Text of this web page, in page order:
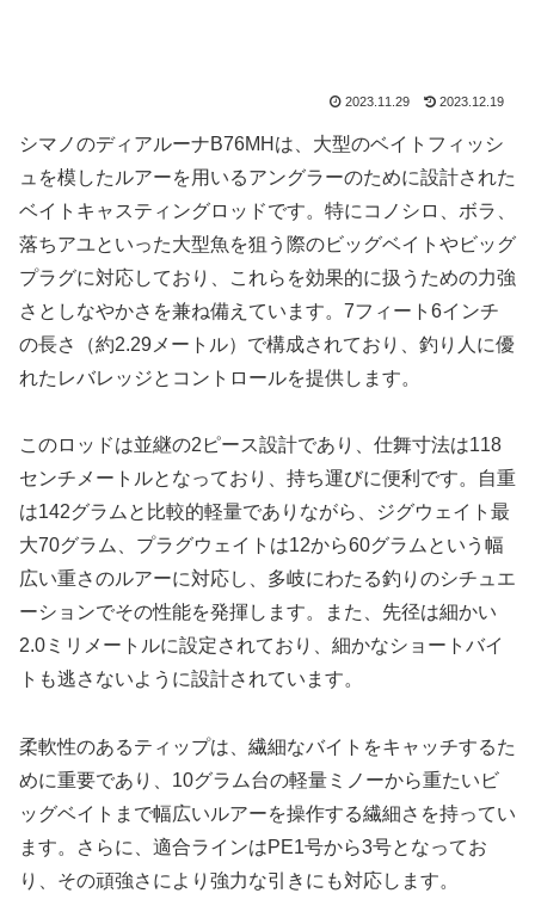
2023.11.29 2023.12.19
シマノのディアルーナB76MHは、大型のベイトフィッシ
ュを模したルアーを用いるアングラーのために設計された
ベイトキャスティングロッドです。特にコノシロ、ボラ、
落ちアユといった大型魚を狙う際のビッグベイトやビッグ
プラグに対応しており、これらを効果的に扱うための力強
さとしなやかさを兼ね備えています。7フィート6インチ
の長さ（約2.29メートル）で構成されており、釣り人に優
れたレバレッジとコントロールを提供します。
このロッドは並継の2ピース設計であり、仕舞寸法は118
センチメートルとなっており、持ち運びに便利です。自重
は142グラムと比較的軽量でありながら、ジグウェイト最
大70グラム、プラグウェイトは12から60グラムという幅
広い重さのルアーに対応し、多岐にわたる釣りのシチュエ
ーションでその性能を発揮します。また、先径は細かい
2.0ミリメートルに設定されており、細かなショートバイ
トも逃さないように設計されています。
柔軟性のあるティップは、繊細なバイトをキャッチするた
めに重要であり、10グラム台の軽量ミノーから重たいビ
ッグベイトまで幅広いルアーを操作する繊細さを持ってい
ます。さらに、適合ラインはPE1号から3号となってお
り、その頑強さにより強力な引きにも対応します。